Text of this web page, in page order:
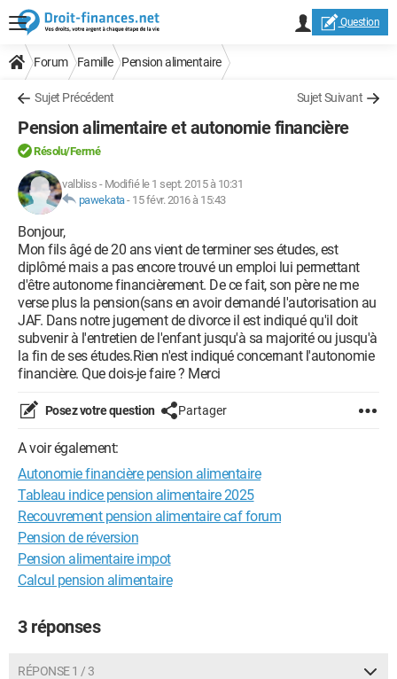
Question
Forum Famille Pension alimentaire
Sujet Précédent Sujet Suivant
Pension alimentaire et autonomie financière
Résolu/Fermé
valbliss - Modifié le 1 sept. 2015 à 10:31
pawekata- 15 févr. 2016 à 15:43
Bonjour,
Mon fils âgé de 20 ans vient de terminer ses études, est
diplômé mais a pas encore trouvé un emploi lui permettant
d'être autonome financièrement. De ce fait, son père ne me
verse plus la pension(sans en avoir demandé l'autorisation au
JAF. Dans notre jugement de divorce il est indiqué qu'il doit
subvenir à l'entretien de l'enfant jusqu'à sa majorité ou jusqu'à
la fin de ses études.Rien n'est indiqué concernant l'autonomie
financière. Que dois-je faire ? Merci
Posez votre question Partager
A voir également:
Autonomie financière pension alimentaire
Tableau indice pension alimentaire 2025
Recouvrement pension alimentaire caf forum
Pension de réversion
Pension alimentaire impot
Calcul pension alimentaire
3 réponses
RÉPONSE 1 / 3